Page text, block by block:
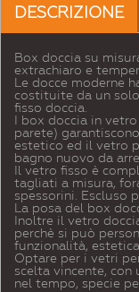
DESCRIZIONE
Box doccia su
extrachiaro e
Le docce moderne
costituite da un
fisso doccia.
I box doccia in
parete)
estetico ed il vetro
bagno nuovo da
Il vetro fisso è
tagliati a misura,
spessorini. Escluso
La posa del box
Inoltre il vetro
perchè si può
funzionalità,
Optare per i vetri
scelta vincente, con
nel tempo, specie